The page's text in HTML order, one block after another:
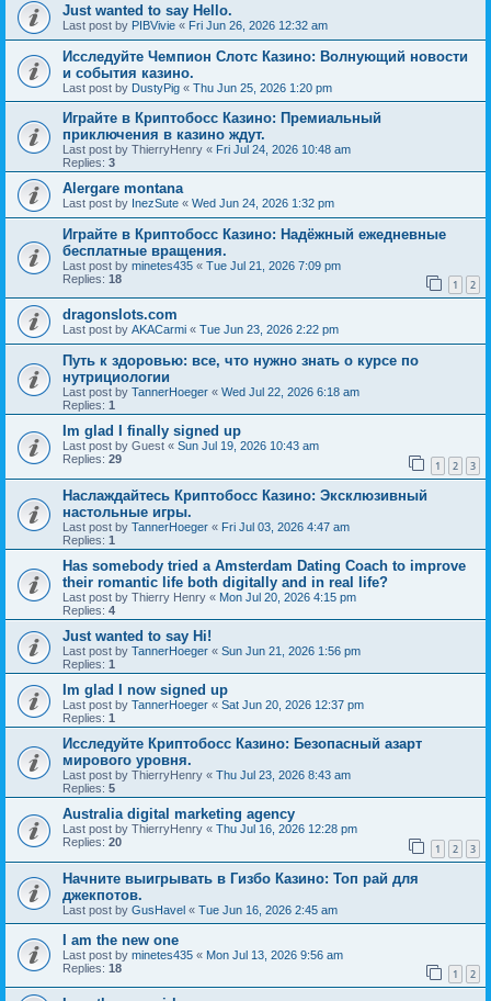
Just wanted to say Hello.
Last post by PIBVivie « Fri Jun 26, 2026 12:32 am
Исследуйте Чемпион Слотс Казино: Волнующий новости
и события казино.
Last post by DustyPig « Thu Jun 25, 2026 1:20 pm
Играйте в Криптобосс Казино: Премиальный
приключения в казино ждут.
Last post by ThierryHenry « Fri Jul 24, 2026 10:48 am
Replies: 3
Alergare montana
Last post by InezSute « Wed Jun 24, 2026 1:32 pm
Играйте в Криптобосс Казино: Надёжный ежедневные
бесплатные вращения.
Last post by minetes435 « Tue Jul 21, 2026 7:09 pm
Replies: 18 1 2
dragonslots.com
Last post by AKACarmi « Tue Jun 23, 2026 2:22 pm
Путь к здоровью: все, что нужно знать о курсе по
нутрициологии
Last post by TannerHoeger « Wed Jul 22, 2026 6:18 am
Replies: 1
Im glad I finally signed up
Last post by Guest « Sun Jul 19, 2026 10:43 am
Replies: 29 1 2 3
Наслаждайтесь Криптобосс Казино: Эксклюзивный
настольные игры.
Last post by TannerHoeger « Fri Jul 03, 2026 4:47 am
Replies: 1
Has somebody tried a Amsterdam Dating Coach to improve
their romantic life both digitally and in real life?
Last post by Thierry Henry « Mon Jul 20, 2026 4:15 pm
Replies: 4
Just wanted to say Hi!
Last post by TannerHoeger « Sun Jun 21, 2026 1:56 pm
Replies: 1
Im glad I now signed up
Last post by TannerHoeger « Sat Jun 20, 2026 12:37 pm
Replies: 1
Исследуйте Криптобосс Казино: Безопасный азарт
мирового уровня.
Last post by ThierryHenry « Thu Jul 23, 2026 8:43 am
Replies: 5
Australia digital marketing agency
Last post by ThierryHenry « Thu Jul 16, 2026 12:28 pm
Replies: 20 1 2 3
Начните выигрывать в Гизбо Казино: Топ рай для
джекпотов.
Last post by GusHavel « Tue Jun 16, 2026 2:45 am
I am the new one
Last post by minetes435 « Mon Jul 13, 2026 9:56 am
Replies: 18 1 2